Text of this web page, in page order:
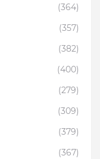
(364)
(357)
(382)
(400)
(279)
(309)
(379)
(367)